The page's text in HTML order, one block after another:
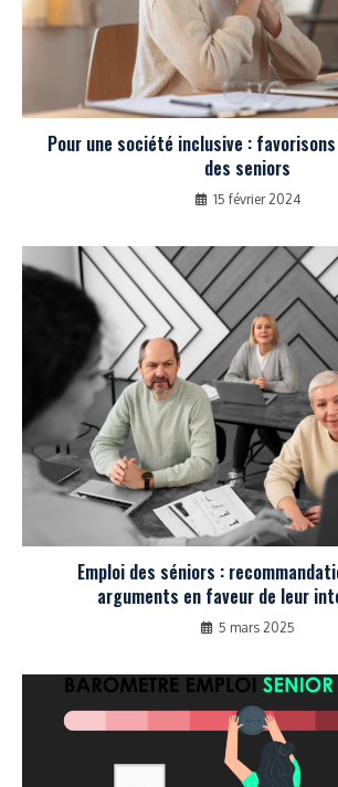
Pour une société inclusive :
des seniors
15 février 2024
Emploi des séniors :
arguments en faveur de leur
5 mars 2025